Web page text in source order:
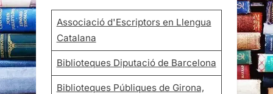
Associació d'Escriptors en Llengua
Catalana
Biblioteques Diputació de Barcelona
Biblioteques Públiques de Girona,